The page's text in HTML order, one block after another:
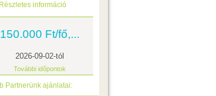
Részletes információ
150.000 Ft/fő,...
2026-09-02-tól
További időpontok
Partnerünk ajánlatai: